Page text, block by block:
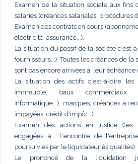
Examen de la situation sociale aux fins
salariés (créances salariales, procédures
Examen des contrats en cours
électricité, assurance...),
La situation du passif de la société c'est-
fournisseurs...). Toutes les créances de la
sont pas encore arrivées à leur échéance
La situation des actifs c'est-à-dire
immeuble, baux commerciaux,
informatique...), marques, créances à
impayées, crédit d'impôt...) ;
Examen des actions en justice (les
engagées à l'encontre de
poursuivies par le liquidateur ès qualités).
Le prononcé de la liquidation